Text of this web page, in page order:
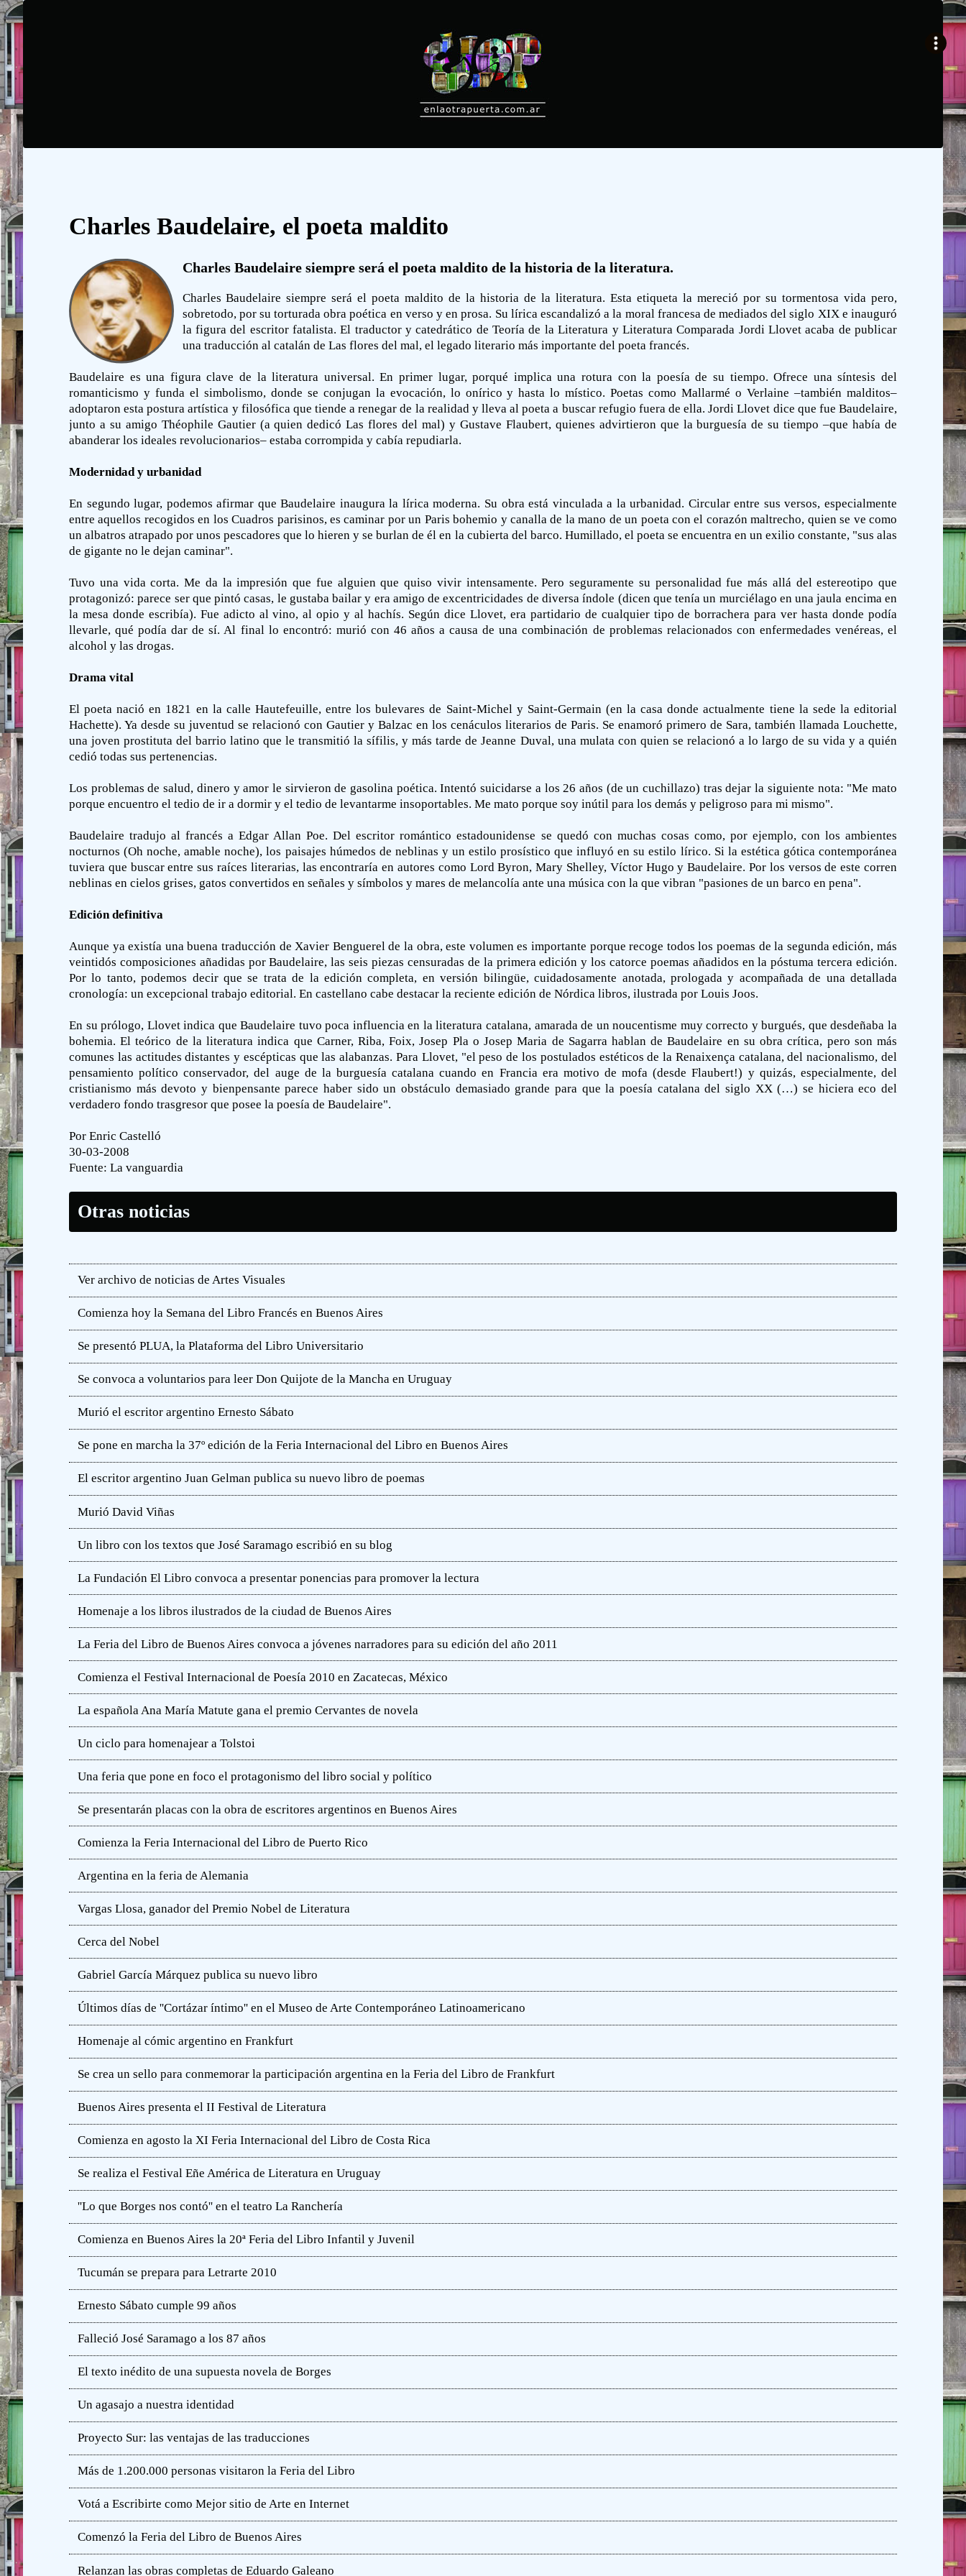
Charles Baudelaire, el poeta maldito
Charles Baudelaire siempre será el poeta maldito de la historia de la literatura.
Charles Baudelaire siempre será el poeta maldito de la historia de la literatura. Esta etiqueta la mereció por su tormentosa vida pero,
sobretodo, por su torturada obra poética en verso y en prosa. Su lírica escandalizó a la moral francesa de mediados del siglo XIX e inauguró
la figura del escritor fatalista. El traductor y catedrático de Teoría de la Literatura y Literatura Comparada Jordi Llovet acaba de publicar
una traducción al catalán de Las flores del mal, el legado literario más importante del poeta francés.
Baudelaire es una figura clave de la literatura universal. En primer lugar, porqué implica una rotura con la poesía de su tiempo. Ofrece una síntesis del
romanticismo y funda el simbolismo, donde se conjugan la evocación, lo onírico y hasta lo místico. Poetas como Mallarmé o Verlaine –también malditos–
adoptaron esta postura artística y filosófica que tiende a renegar de la realidad y lleva al poeta a buscar refugio fuera de ella. Jordi Llovet dice que fue Baudelaire,
junto a su amigo Théophile Gautier (a quien dedicó Las flores del mal) y Gustave Flaubert, quienes advirtieron que la burguesía de su tiempo –que había de
abanderar los ideales revolucionarios– estaba corrompida y cabía repudiarla.
Modernidad y urbanidad
En segundo lugar, podemos afirmar que Baudelaire inaugura la lírica moderna. Su obra está vinculada a la urbanidad. Circular entre sus versos, especialmente
entre aquellos recogidos en los Cuadros parisinos, es caminar por un Paris bohemio y canalla de la mano de un poeta con el corazón maltrecho, quien se ve como
un albatros atrapado por unos pescadores que lo hieren y se burlan de él en la cubierta del barco. Humillado, el poeta se encuentra en un exilio constante, "sus alas
de gigante no le dejan caminar".
Tuvo una vida corta. Me da la impresión que fue alguien que quiso vivir intensamente. Pero seguramente su personalidad fue más allá del estereotipo que
protagonizó: parece ser que pintó casas, le gustaba bailar y era amigo de excentricidades de diversa índole (dicen que tenía un murciélago en una jaula encima en
la mesa donde escribía). Fue adicto al vino, al opio y al hachís. Según dice Llovet, era partidario de cualquier tipo de borrachera para ver hasta donde podía
llevarle, qué podía dar de sí. Al final lo encontró: murió con 46 años a causa de una combinación de problemas relacionados con enfermedades venéreas, el
alcohol y las drogas.
Drama vital
El poeta nació en 1821 en la calle Hautefeuille, entre los bulevares de Saint-Michel y Saint-Germain (en la casa donde actualmente tiene la sede la editorial
Hachette). Ya desde su juventud se relacionó con Gautier y Balzac en los cenáculos literarios de Paris. Se enamoró primero de Sara, también llamada Louchette,
una joven prostituta del barrio latino que le transmitió la sífilis, y más tarde de Jeanne Duval, una mulata con quien se relacionó a lo largo de su vida y a quién
cedió todas sus pertenencias.
Los problemas de salud, dinero y amor le sirvieron de gasolina poética. Intentó suicidarse a los 26 años (de un cuchillazo) tras dejar la siguiente nota: "Me mato
porque encuentro el tedio de ir a dormir y el tedio de levantarme insoportables. Me mato porque soy inútil para los demás y peligroso para mi mismo".
Baudelaire tradujo al francés a Edgar Allan Poe. Del escritor romántico estadounidense se quedó con muchas cosas como, por ejemplo, con los ambientes
nocturnos (Oh noche, amable noche), los paisajes húmedos de neblinas y un estilo prosístico que influyó en su estilo lírico. Si la estética gótica contemporánea
tuviera que buscar entre sus raíces literarias, las encontraría en autores como Lord Byron, Mary Shelley, Víctor Hugo y Baudelaire. Por los versos de este corren
neblinas en cielos grises, gatos convertidos en señales y símbolos y mares de melancolía ante una música con la que vibran "pasiones de un barco en pena".
Edición definitiva
Aunque ya existía una buena traducción de Xavier Benguerel de la obra, este volumen es importante porque recoge todos los poemas de la segunda edición, más
veintidós composiciones añadidas por Baudelaire, las seis piezas censuradas de la primera edición y los catorce poemas añadidos en la póstuma tercera edición.
Por lo tanto, podemos decir que se trata de la edición completa, en versión bilingüe, cuidadosamente anotada, prologada y acompañada de una detallada
cronología: un excepcional trabajo editorial. En castellano cabe destacar la reciente edición de Nórdica libros, ilustrada por Louis Joos.
En su prólogo, Llovet indica que Baudelaire tuvo poca influencia en la literatura catalana, amarada de un noucentisme muy correcto y burgués, que desdeñaba la
bohemia. El teórico de la literatura indica que Carner, Riba, Foix, Josep Pla o Josep Maria de Sagarra hablan de Baudelaire en su obra crítica, pero son más
comunes las actitudes distantes y escépticas que las alabanzas. Para Llovet, "el peso de los postulados estéticos de la Renaixença catalana, del nacionalismo, del
pensamiento político conservador, del auge de la burguesía catalana cuando en Francia era motivo de mofa (desde Flaubert!) y quizás, especialmente, del
cristianismo más devoto y bienpensante parece haber sido un obstáculo demasiado grande para que la poesía catalana del siglo XX (…) se hiciera eco del
verdadero fondo trasgresor que posee la poesía de Baudelaire".
Por Enric Castelló
30-03-2008
Fuente: La vanguardia
Otras noticias
Ver archivo de noticias de Artes Visuales
Comienza hoy la Semana del Libro Francés en Buenos Aires
Se presentó PLUA, la Plataforma del Libro Universitario
Se convoca a voluntarios para leer Don Quijote de la Mancha en Uruguay
Murió el escritor argentino Ernesto Sábato
Se pone en marcha la 37º edición de la Feria Internacional del Libro en Buenos Aires
El escritor argentino Juan Gelman publica su nuevo libro de poemas
Murió David Viñas
Un libro con los textos que José Saramago escribió en su blog
La Fundación El Libro convoca a presentar ponencias para promover la lectura
Homenaje a los libros ilustrados de la ciudad de Buenos Aires
La Feria del Libro de Buenos Aires convoca a jóvenes narradores para su edición del año 2011
Comienza el Festival Internacional de Poesía 2010 en Zacatecas, México
La española Ana María Matute gana el premio Cervantes de novela
Un ciclo para homenajear a Tolstoi
Una feria que pone en foco el protagonismo del libro social y político
Se presentarán placas con la obra de escritores argentinos en Buenos Aires
Comienza la Feria Internacional del Libro de Puerto Rico
Argentina en la feria de Alemania
Vargas Llosa, ganador del Premio Nobel de Literatura
Cerca del Nobel
Gabriel García Márquez publica su nuevo libro
Últimos días de ''Cortázar íntimo'' en el Museo de Arte Contemporáneo Latinoamericano
Homenaje al cómic argentino en Frankfurt
Se crea un sello para conmemorar la participación argentina en la Feria del Libro de Frankfurt
Buenos Aires presenta el II Festival de Literatura
Comienza en agosto la XI Feria Internacional del Libro de Costa Rica
Se realiza el Festival Eñe América de Literatura en Uruguay
''Lo que Borges nos contó'' en el teatro La Ranchería
Comienza en Buenos Aires la 20ª Feria del Libro Infantil y Juvenil
Tucumán se prepara para Letrarte 2010
Ernesto Sábato cumple 99 años
Falleció José Saramago a los 87 años
El texto inédito de una supuesta novela de Borges
Un agasajo a nuestra identidad
Proyecto Sur: las ventajas de las traducciones
Más de 1.200.000 personas visitaron la Feria del Libro
Votá a Escribirte como Mejor sitio de Arte en Internet
Comenzó la Feria del Libro de Buenos Aires
Relanzan las obras completas de Eduardo Galeano